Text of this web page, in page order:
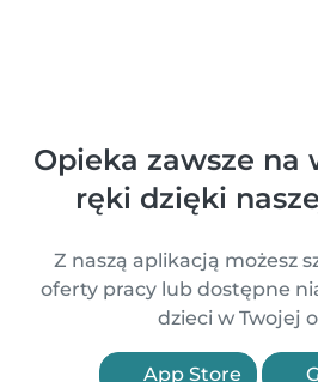
Opieka zawsze na
ręki dzięki
Z naszą aplikacją możesz
oferty pracy lub dostępne
dzieci w Twojej
App Store